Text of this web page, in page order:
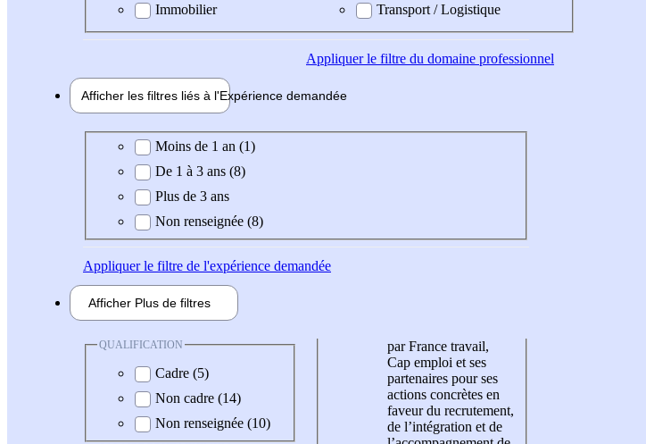
Immobilier
Transport / Logistique
Appliquerle filtre du domaine professionnel
Afficher les filtres liés à l'Expérience demandée
Expérience demandée
Moins de 1 an (1)
De 1 à 3 ans (8)
Plus de 3 ans
Non renseignée (8)
Appliquerle filtre de l'expérience demandée
Afficher Plus de filtres
QUALIFICATION
Cadre (5)
Non cadre (14)
Non renseignée (10)
par France travail,
Cap emploi et ses
partenaires pour ses
actions concrètes en
faveur du recrutement,
de l’intégration et de